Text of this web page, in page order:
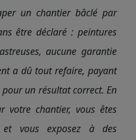
un chantier bâclé par
être déclaré : peintures
aucune garantie
a dû tout refaire, payant
un résultat correct. En
votre chantier, vous êtes
et vous exposez à des